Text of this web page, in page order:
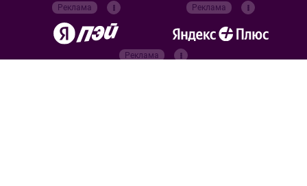
Реклама Реклама
Реклама